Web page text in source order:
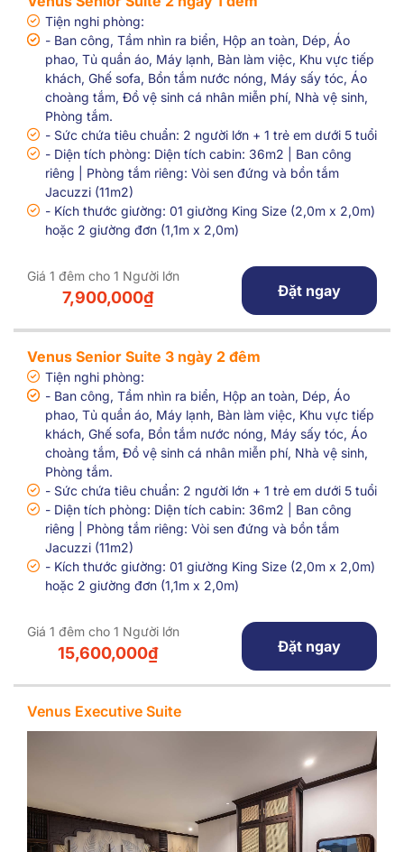
Tiện nghi phòng:
- Ban công, Tầm nhìn ra biển, Hộp an toàn, Dép, Áo
phao, Tủ quần áo, Máy lạnh, Bàn làm việc, Khu vực tiếp
khách, Ghế sofa, Bồn tắm nước nóng, Máy sấy tóc, Áo
choàng tắm, Đồ vệ sinh cá nhân miễn phí, Nhà vệ sinh,
Phòng tắm.
- Sức chứa tiêu chuẩn: 2 người lớn + 1 trẻ em dưới 5 tuổi
- Diện tích phòng: Diện tích cabin: 36m2 | Ban công
riêng | Phòng tắm riêng: Vòi sen đứng và bồn tắm
Jacuzzi (11m2)
- Kích thước giường: 01 giường King Size (2,0m x 2,0m)
hoặc 2 giường đơn (1,1m x 2,0m)
7,900,000₫
Giá 1 đêm cho 1 Người lớn
Đặt ngay
Venus Senior Suite 3 ngày 2 đêm
Tiện nghi phòng:
- Ban công, Tầm nhìn ra biển, Hộp an toàn, Dép, Áo
phao, Tủ quần áo, Máy lạnh, Bàn làm việc, Khu vực tiếp
khách, Ghế sofa, Bồn tắm nước nóng, Máy sấy tóc, Áo
choàng tắm, Đồ vệ sinh cá nhân miễn phí, Nhà vệ sinh,
Phòng tắm.
- Sức chứa tiêu chuẩn: 2 người lớn + 1 trẻ em dưới 5 tuổi
- Diện tích phòng: Diện tích cabin: 36m2 | Ban công
riêng | Phòng tắm riêng: Vòi sen đứng và bồn tắm
Jacuzzi (11m2)
- Kích thước giường: 01 giường King Size (2,0m x 2,0m)
hoặc 2 giường đơn (1,1m x 2,0m)
15,600,000₫
Giá 1 đêm cho 1 Người lớn
Đặt ngay
Venus Executive Suite